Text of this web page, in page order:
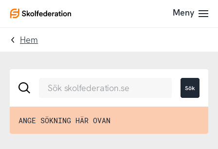
navigering
innehållet
To
Meny
Hem
Sök
skolfederation.se
Sök
ANGE SÖKNING HÄR OVAN